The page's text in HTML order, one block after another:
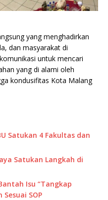
yang menghadirkan
dan masyarakat di
untuk mencari
yang di alami oleh
kondusifitas Kota Malang
Satukan 4 Fakultas dan
Satukan Langkah di
Isu “Tangkap
SOP